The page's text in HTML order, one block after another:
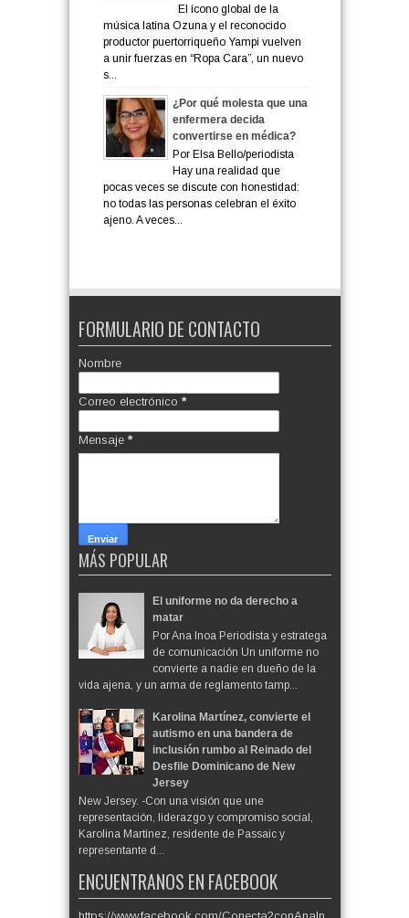
El ícono global de la
música latina Ozuna y el reconocido
productor puertorriqueño Yampi vuelven
a unir fuerzas en “Ropa Cara”, un nuevo
s...
¿Por qué molesta que una
enfermera decida
convertirse en médica?
Por Elsa Bello/periodista
Hay una realidad que
pocas veces se discute con honestidad:
no todas las personas celebran el éxito
ajeno. A veces...
FORMULARIO DE CONTACTO
Nombre
Correo electrónico *
Mensaje *
MÁS POPULAR
El uniforme no da derecho a
matar
Por Ana Inoa Periodista y estratega
de comunicación Un uniforme no
convierte a nadie en dueño de la
vida ajena, y un arma de reglamento tamp...
Karolina Martínez, convierte el
autismo en una bandera de
inclusión rumbo al Reinado del
Desfile Dominicano de New
Jersey
New Jersey. -Con una visión que une
representación, liderazgo y compromiso social,
Karolina Martínez, residente de Passaic y
representante d...
ENCUENTRANOS EN FACEBOOK